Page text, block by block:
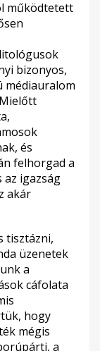
működtetett
bizonyos,
médiauralom
és
felhorgad a
az igazság
akár
tisztázni,
üzenetek
a
cáfolata
hogy
mégis
a